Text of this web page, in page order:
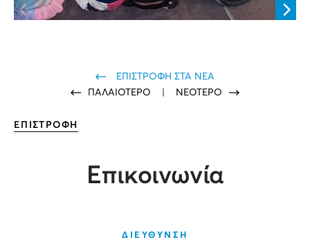
ΕΠΙΣΤΡΟΦΗ ΣΤΑ ΝΕΑ
ΠΑΛΑΙΟΤΕΡΟ
ΝΕΟΤΕΡΟ
ΕΠΙΣΤΡΟΦΗ
Επικοινωνία
ΔΙΕΥΘΥΝΣΗ